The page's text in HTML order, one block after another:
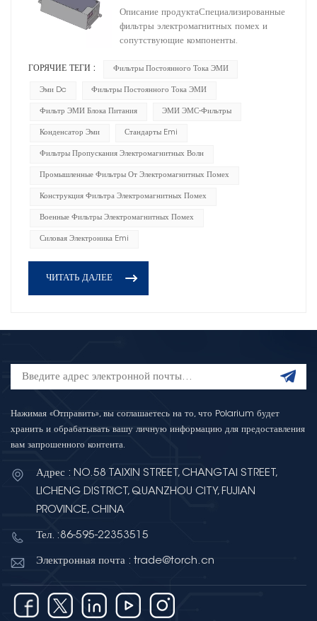
Power Filters
HD1D100020R0T(A)-XY02
Описание продуктаСпециализированные
фильтры электромагнитных помех и
сопутствующие компоненты.
ГОРЯЧИЕ ТЕГИ : Фильтры Постоянного Тока ЭМИ
Эми Dc Фильтры Постоянного Тока ЭМИ
Фильтр ЭМИ Блока Питания ЭМИ ЭМС-Фильтры
Конденсатор Эми Стандарты Emi
Фильтры Пропускания Электромагнитных Волн
Промышленные Фильтры От Электромагнитных Помех
Конструкция Фильтра Электромагнитных Помех
Военные Фильтры Электромагнитных Помех
Силовая Электроника Emi
ЧИТАТЬ ДАЛЕЕ
Нажимая «Отправить», вы соглашаетесь на то, что Polarium будет
хранить и обрабатывать вашу личную информацию для предоставления
вам запрошенного контента.
Адрес : NO.58 TAIXIN STREET, CHANGTAI STREET,
LICHENG DISTRICT, QUANZHOU CITY, FUJIAN
PROVINCE, CHINA
Тел. :86-595-22353515
Электронная почта : trade@torch.cn